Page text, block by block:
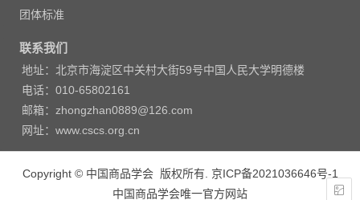
团体标准
联系我们
地址：北京市海淀区中关村大街59号中国人民大学明德楼
电话：010-65802161
邮箱：zhongzhan0889@126.com
网址：www.cscs.org.cn
Copyright © 中国商品学会 版权所有. 京ICP备2021036646号-1
中国商品学会唯一官方网站